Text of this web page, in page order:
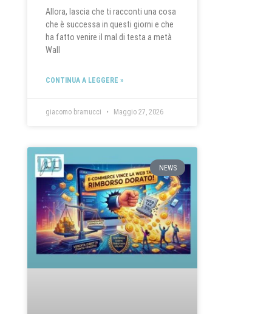
Allora, lascia che ti racconti una cosa
che è successa in questi giorni e che
ha fatto venire il mal di testa a metà
Wall
CONTINUA A LEGGERE »
giacomo bramucci Maggio 27, 2026
NEWS